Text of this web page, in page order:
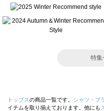
特集
トップスの商品一覧です。 シャツ・ブ
イテムを取り揃えております。他にも